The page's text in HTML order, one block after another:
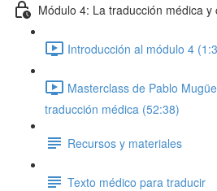
Módulo 4: La traducción médica y
Introducción al módulo 4
Masterclass de Pablo
traducción médica (52:38)
Recursos y materiales
Texto médico para traducir